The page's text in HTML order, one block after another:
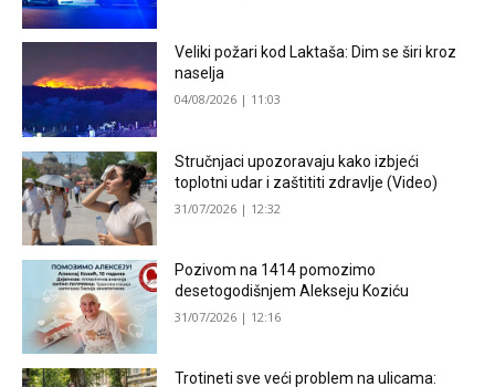
Veliki požari kod Laktaša: Dim se širi kroz
naselja
04/08/2026 | 11:03
Stručnjaci upozoravaju kako izbjeći
toplotni udar i zaštititi zdravlje (Video)
31/07/2026 | 12:32
Pozivom na 1414 pomozimo
desetogodišnjem Alekseju Koziću
31/07/2026 | 12:16
Trotineti sve veći problem na ulicama: